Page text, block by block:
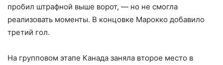
пробил штрафной выше ворот, — но не смогла
реализовать моменты. В концовке Марокко добавило
третий гол.
На групповом этапе Канада заняла второе место в